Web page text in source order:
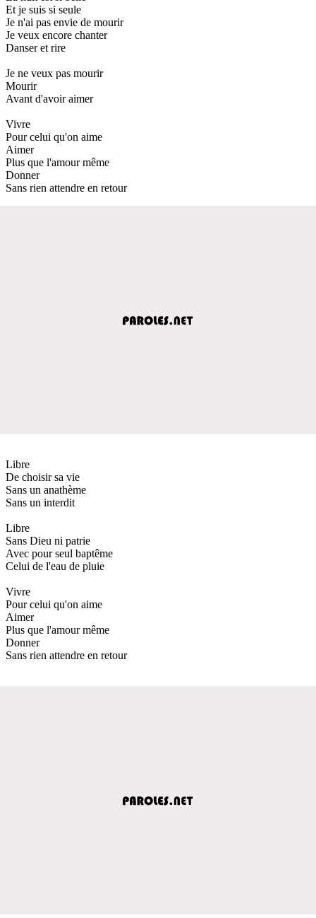
Et je suis si seule
Je n'ai pas envie de mourir
Je veux encore chanter
Danser et rire
Je ne veux pas mourir
Mourir
Avant d'avoir aimer
Vivre
Pour celui qu'on aime
Aimer
Plus que l'amour même
Donner
Sans rien attendre en retour
Libre
De choisir sa vie
Sans un anathème
Sans un interdit
Libre
Sans Dieu ni patrie
Avec pour seul baptême
Celui de l'eau de pluie
Vivre
Pour celui qu'on aime
Aimer
Plus que l'amour même
Donner
Sans rien attendre en retour